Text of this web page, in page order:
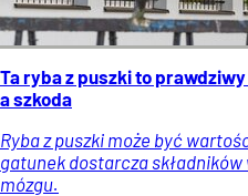
Ta ryba z puszki to
a szkoda
Ryba z puszki może być
gatunek dostarcza
mózgu.